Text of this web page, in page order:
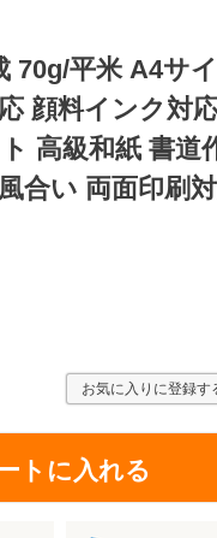
70g/平米 A4サ
顔料インク対
高級和紙 書道
合い 両面印刷
お気に入りに登録す
トに入れる